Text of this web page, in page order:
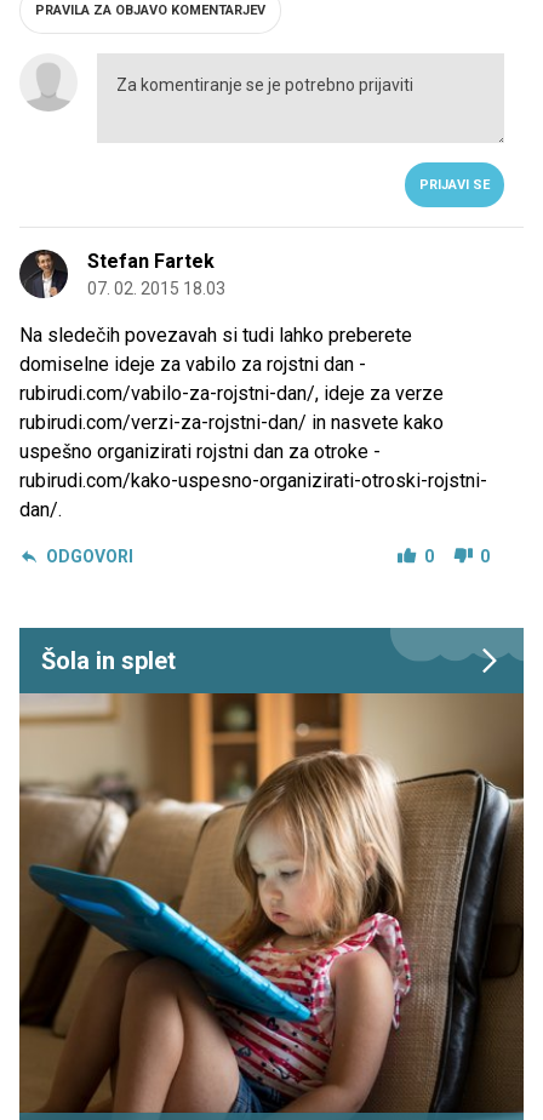
PRAVILA ZA OBJAVO KOMENTARJEV
PRIJAVI SE
Stefan Fartek
07. 02. 2015 18.03
Na sledečih povezavah si tudi lahko preberete
domiselne ideje za vabilo za rojstni dan -
rubirudi.com/vabilo-za-rojstni-dan/, ideje za verze
rubirudi.com/verzi-za-rojstni-dan/ in nasvete kako
uspešno organizirati rojstni dan za otroke -
rubirudi.com/kako-uspesno-organizirati-otroski-rojstni-
dan/.
ODGOVORI 0 0
Šola in splet